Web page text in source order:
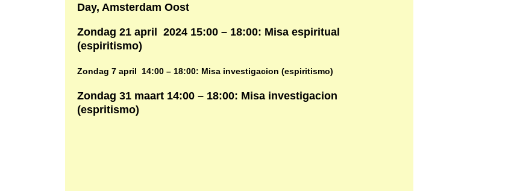
Day, Amsterdam Oost
Zondag 21 april 2024 15:00 – 18:00: Misa espiritual
(espiritismo)
Zondag 7 april 14:00 – 18:00: Misa investigacion (espiritismo)
Zondag 31 maart 14:00 – 18:00: Misa investigacion
(espritismo)